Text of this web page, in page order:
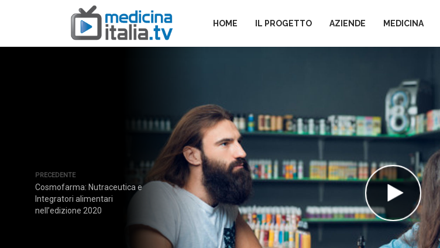
HOME IL PROGETTO AZIENDE MEDICINA
PRECEDENTE
Cosmofarma: Nutraceutica e
Integratori alimentari
nell’edizione 2020